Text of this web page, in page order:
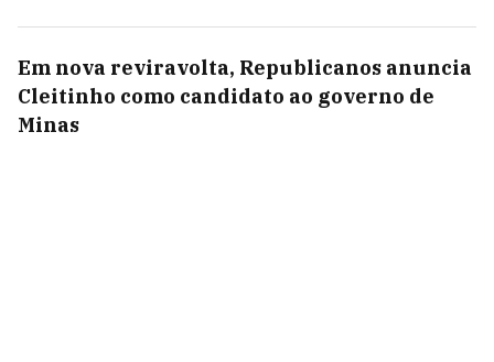
Em nova reviravolta, Republicanos anuncia
Cleitinho como candidato ao governo de
Minas